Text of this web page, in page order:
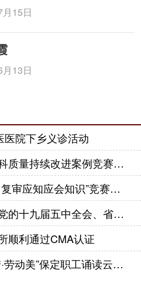
15日
13日
医院下乡义诊活动
望都县中医医院在市妇产科质量持续改进案例竞赛中喜获佳绩
望都县中医医院开展“二甲复审应知应会知识”竞赛活动
望都县中医医院集中学习党的十九届五中全会、省委九届十一次全会精神
顺利通过CMA认证
望都县中医医院在“中国梦·劳动美”保定职工诵读云展演评比活动中喜获佳绩